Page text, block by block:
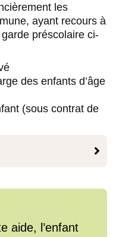
les
ayant recours à
garde préscolaire ci-
des enfants d’âge
(sous contrat de

aide, l’enfant